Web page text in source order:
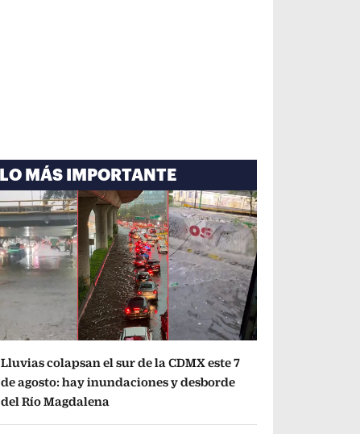
LO MÁS IMPORTANTE
Lluvias colapsan el sur de la CDMX este 7
de agosto: hay inundaciones y desborde
del Río Magdalena